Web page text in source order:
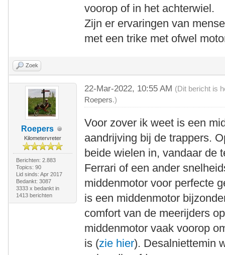
voorop of in het achterwiel.
Zijn er ervaringen van
met een trike met ofwel
Zoek
Roepers
Kilometervreter
Berichten: 2.883
Topics: 90
Lid sinds: Apr 2017
Bedankt: 3087
3333 x bedankt in
1413 berichten
22-Mar-2022, 10:55 AM (Dit bericht is
Roepers.)
Voor zover ik weet is een
aandrijving bij de trappers.
beide wielen in, vandaar de
Ferrari of een ander
middenmotor voor perfecte
is een middenmotor
comfort van de meerijders
middenmotor vaak voorop
is (zie hier). Desalniettemin